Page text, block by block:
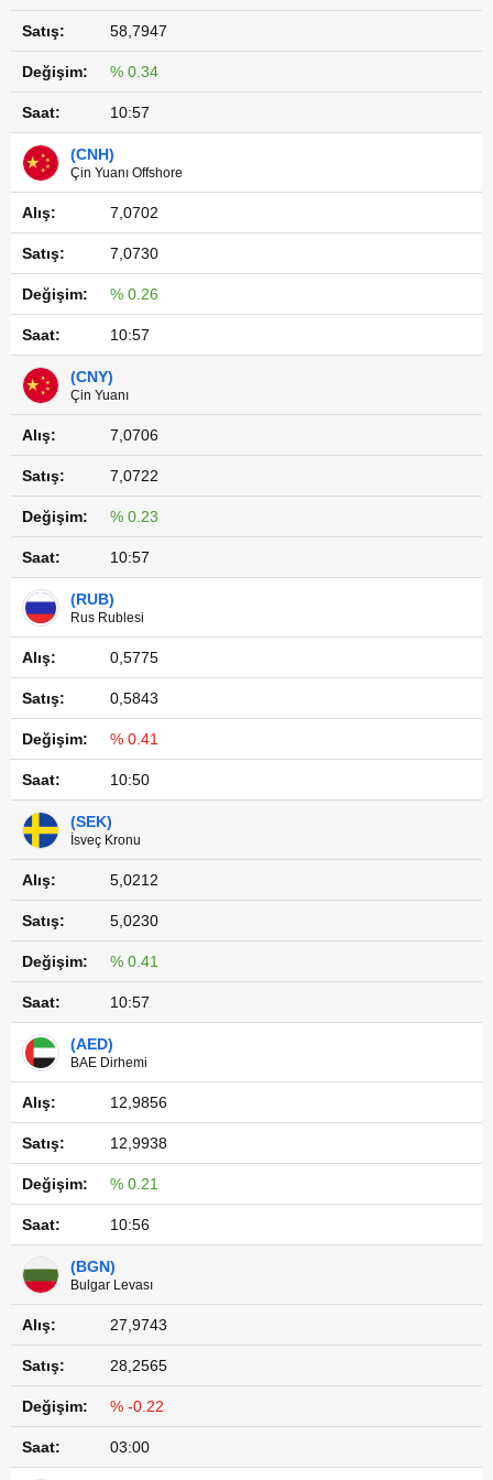
58,7947
% 0.34
10:57
(CNH)
Çin Yuanı Offshore
7,0702
7,0730
% 0.26
10:57
(CNY)
Çin Yuanı
7,0706
7,0722
% 0.23
10:57
(RUB)
Rus Rublesi
0,5775
0,5843
% 0.41
10:50
(SEK)
İsveç Kronu
5,0212
5,0230
% 0.41
10:57
(AED)
BAE Dirhemi
12,9856
12,9938
% 0.21
10:56
(BGN)
Bulgar Levası
27,9743
28,2565
% -0.22
03:00